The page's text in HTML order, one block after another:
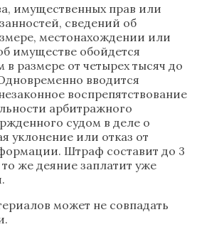
имущественных прав или
сведений об
местонахождении или
имуществе обойдется
размере от четырех тысяч до
вводится
воспрепятствование
арбитражного
судом в деле о
уклонение или отказ от
Штраф составит до 3
же деяние заплатит уже
может не совпадать